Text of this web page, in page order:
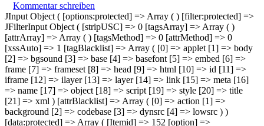
Kommentar schreiben
JInput Object ( [options:protected] => Array ( ) [filter:protected] =>
JFilterInput Object ( [stripUSC] => 0 [tagsArray] => Array ( )
[attrArray] => Array ( ) [tagsMethod] => 0 [attrMethod] => 0
[xssAuto] => 1 [tagBlacklist] => Array ( [0] => applet [1] => body
[2] => bgsound [3] => base [4] => basefont [5] => embed [6] =>
frame [7] => frameset [8] => head [9] => html [10] => id [11] =>
iframe [12] => ilayer [13] => layer [14] => link [15] => meta [16]
=> name [17] => object [18] => script [19] => style [20] => title
[21] => xml ) [attrBlacklist] => Array ( [0] => action [1] =>
background [2] => codebase [3] => dynsrc [4] => lowsrc ) )
[data:protected] => Array ( [Itemid] => 152 [option] =>